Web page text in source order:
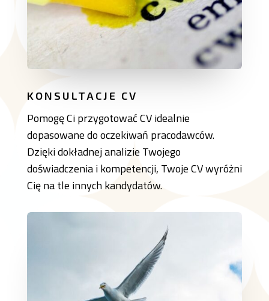
KONSULTACJE CV
Pomogę Ci przygotować CV idealnie
dopasowane do oczekiwań pracodawców.
Dzięki dokładnej analizie Twojego
doświadczenia i kompetencji, Twoje CV wyróżni
Cię na tle innych kandydatów.